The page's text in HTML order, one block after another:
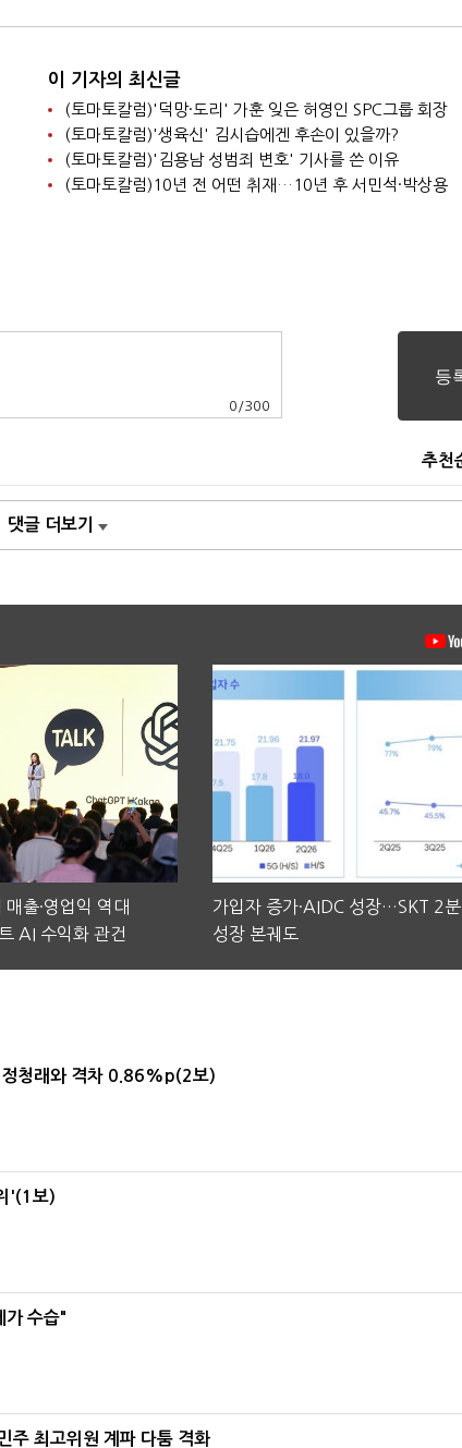
이 기자의 최신글
(토마토칼럼)'덕망·도리' 가훈 잊은 허영인 SPC그룹 회장
(토마토칼럼)'생육신' 김시습에겐 후손이 있을까?
(토마토칼럼)'김용남 성범죄 변호' 기사를 쓴 이유
(토마토칼럼)10년 전 어떤 취재…10년 후 서민석·박상용
0 /300
추천
댓글 더보기
출·영업익 역대
AI 수익화 관건
가입자 증가·AIDC 성장…SKT 2
성장 본궤도
청래와 격차 0.86%p(2보)
'(1보)
가 수습"
주 최고위원 계파 다툼 격화